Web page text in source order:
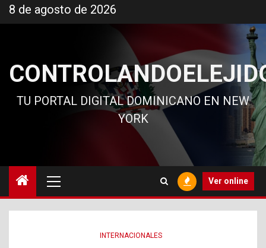
al
8 de agosto de 2026
TU PORTAL DIGITAL DOMINICANO EN NEW
YORK
principal
Ver online
INTERNACIONALES